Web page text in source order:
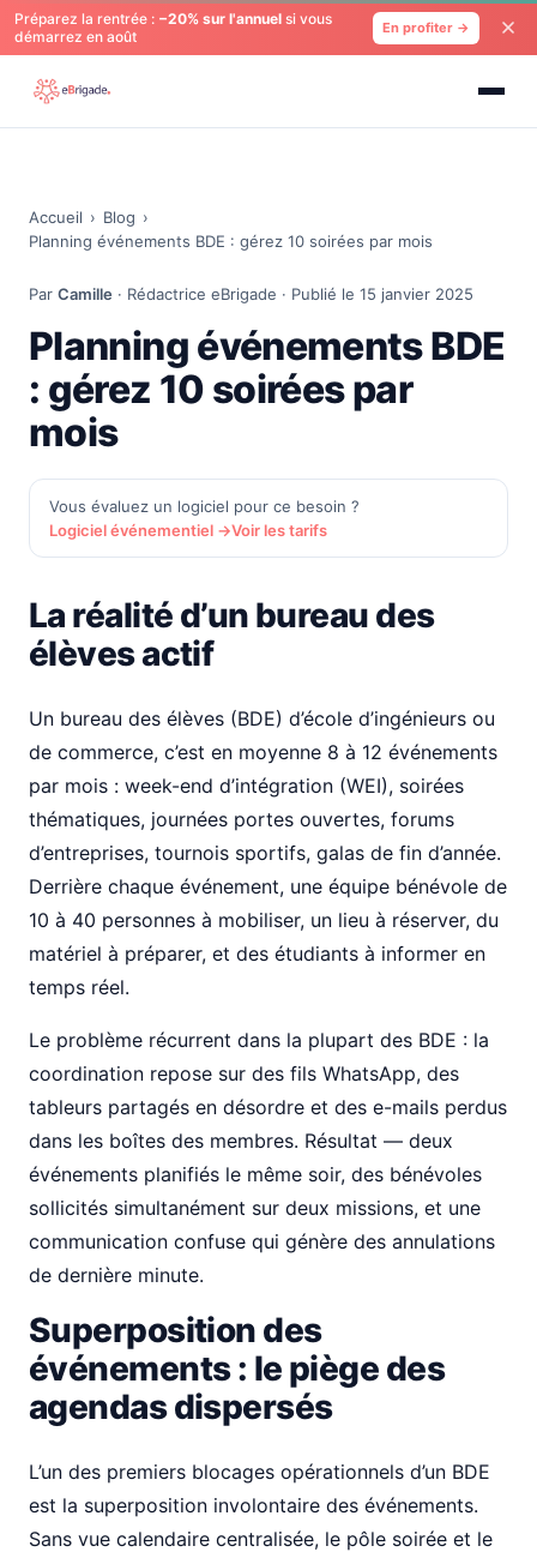
Préparez la rentrée : −20% sur l'annuel si vous
démarrez en août
En profiter →
Accueil › Blog ›
Planning événements BDE : gérez 10 soirées par mois
Par Camille · Rédactrice eBrigade · Publié le 15 janvier 2025
Planning événements BDE
: gérez 10 soirées par
mois
Vous évaluez un logiciel pour ce besoin ?
Logiciel événementiel →Voir les tarifs
La réalité d’un bureau des
élèves actif
Un bureau des élèves (BDE) d’école d’ingénieurs ou
de commerce, c’est en moyenne 8 à 12 événements
par mois : week-end d’intégration (WEI), soirées
thématiques, journées portes ouvertes, forums
d’entreprises, tournois sportifs, galas de fin d’année.
Derrière chaque événement, une équipe bénévole de
10 à 40 personnes à mobiliser, un lieu à réserver, du
matériel à préparer, et des étudiants à informer en
temps réel.
Le problème récurrent dans la plupart des BDE : la
coordination repose sur des fils WhatsApp, des
tableurs partagés en désordre et des e-mails perdus
dans les boîtes des membres. Résultat — deux
événements planifiés le même soir, des bénévoles
sollicités simultanément sur deux missions, et une
communication confuse qui génère des annulations
de dernière minute.
Superposition des
événements : le piège des
agendas dispersés
L’un des premiers blocages opérationnels d’un BDE
est la superposition involontaire des événements.
Sans vue calendaire centralisée, le pôle soirée et le